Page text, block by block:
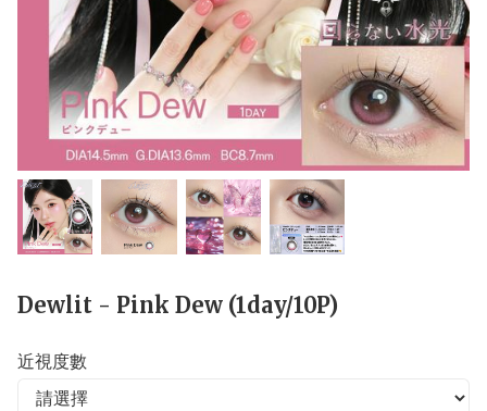
Dewlit - Pink Dew (1day/10P)
近視度數